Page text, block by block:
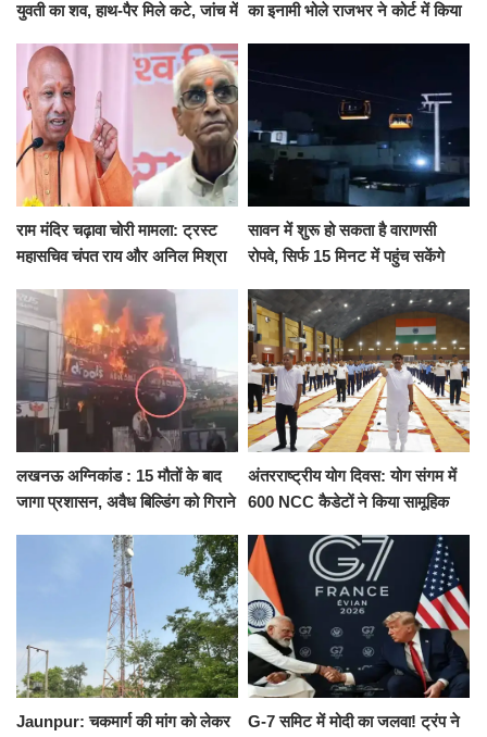
युवती का शव, हाथ-पैर मिले कटे, जांच में का इनामी भोले राजभर ने कोर्ट में किया
राम मंदिर चढ़ावा चोरी मामला: ट्रस्ट
महासचिव चंपत राय और अनिल मिश्रा
को नहीं...
सावन में शुरू हो सकता है वाराणसी
रोपवे, सिर्फ 15 मिनट में पहुंच सकेंगे
किराया
लखनऊ अग्निकांड : 15 मौतों के बाद
जागा प्रशासन, अवैध बिल्डिंग को गिराने
अंतरराष्ट्रीय योग दिवस: योग संगम में
600 NCC कैडेटों ने किया सामूहिक
संकल्प
Jaunpur: चकमार्ग की मांग को लेकर G-7 समिट में मोदी का जलवा! ट्रंप ने